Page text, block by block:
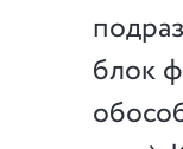
блок